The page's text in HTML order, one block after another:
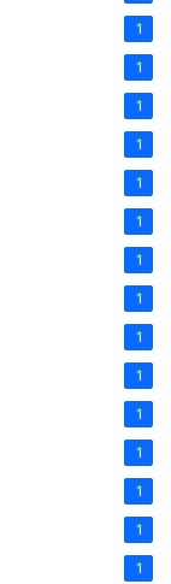
1
1
1
1
1
1
1
1
1
1
1
1
1
1
1